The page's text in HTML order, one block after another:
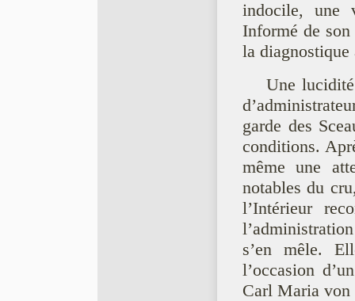
indocile, une
Informé de
la
Une
garde des
conditions.
même une
notables du
l’Intérieur
s’en mêle.
l’occasion
Carl Maria von